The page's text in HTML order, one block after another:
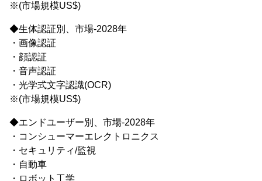
※(市場規模US$)
◆生体認証別、市場-2028年
・画像認証
・顔認証
・音声認証
・光学式文字認識(OCR)
※(市場規模US$)
◆エンドユーザー別、市場-2028年
・コンシューマーエレクトロニクス
・セキュリティ/監視
・自動車
・ロボット工学